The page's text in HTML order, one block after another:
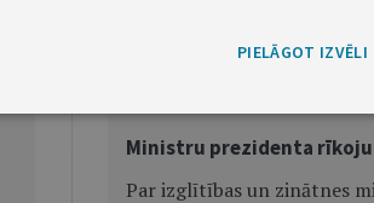
Ministru prezidenta
Par izglītības un zinātnes
PIELĀGOT IZVĒLI